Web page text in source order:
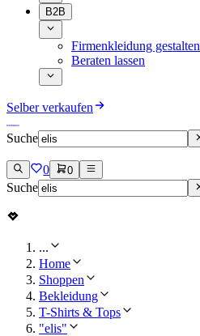
B2B
Firmenkleidung gestalten
Beraten lassen
Selber verkaufen
Suche
0 0
Suche
...
Home
Shoppen
Bekleidung
T-Shirts & Tops
"elis"